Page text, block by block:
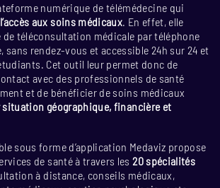
numérique de télémédecine qui
aux soins médicaux. En effet, elle
téléconsultation médicale par téléphone
sans rendez-vous et accessible 24h sur 24 et
Cet outil leur permet donc de
avec des professionnels de santé
et de bénéficier de soins médicaux
géographique, financière et
sous forme d’application Medaviz propose
de santé à travers les20 spécialités
à distance, conseils médicaux,